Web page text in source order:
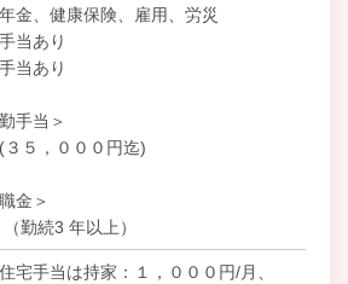
金、健康保険、雇用、労災
当あり
当あり
手当＞
３５，０００円迄)
金＞
勤続3 年以上）
手当は持家：１，０００円/月、